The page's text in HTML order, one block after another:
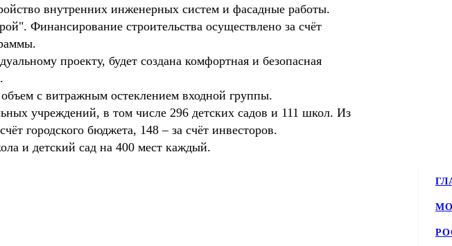
внутренних инженерных систем и фасадные работы.
Финансирование строительства осуществлено за счёт
проекту, будет создана комфортная и безопасная
с витражным остеклением входной группы.
учреждений, в том числе 296 детских садов и 111 школ. Из
городского бюджета, 148 – за счёт инвесторов.
и детский сад на 400 мест каждый.